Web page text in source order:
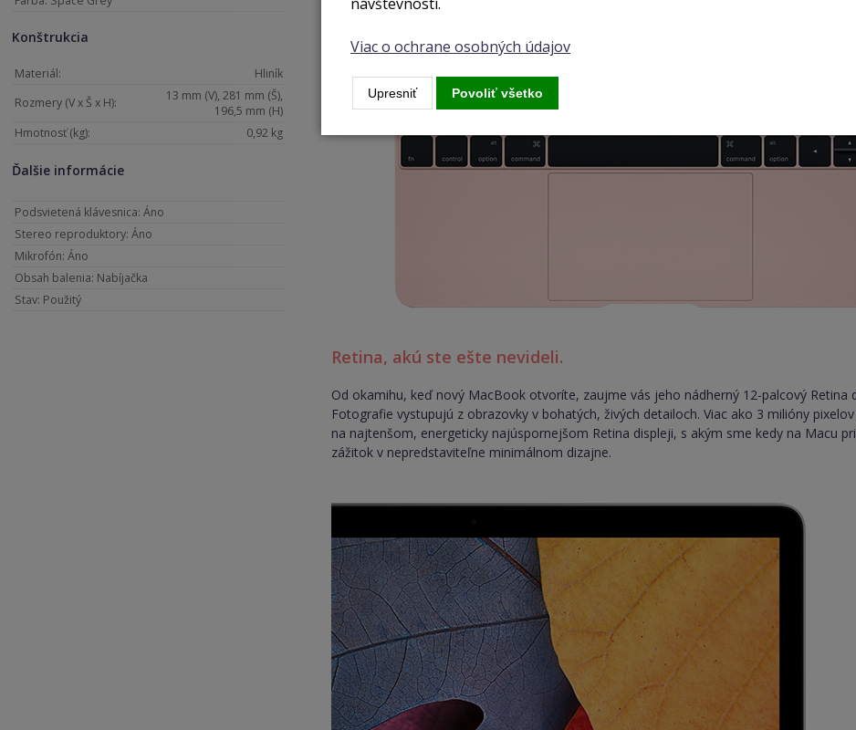
Konštrukcia
Materiál:
Hliník
Rozmery (V x Š x H):
13 mm (V), 281 mm (Š),
196,5 mm (H)
Hmotnosť (kg):
0,92 kg
Ďalšie informácie
Podsvietená klávesnica: Áno
Stereo reproduktory: Áno
Mikrofón: Áno
Obsah balenia: Nabíjačka
Stav: Použitý
Retina, akú ste ešte nevideli.
Od okamihu, keď nový MacBook otvoríte, zaujme vás jeho nádherný 12-palcový
Fotografie vystupujú z obrazovky v bohatých, živých detailoch. Viac ako 3 milióny
na najtenšom, energeticky najúspornejšom Retina displeji, s akým sme kedy na Macu
zážitok v nepredstaviteľne minimálnom dizajne.
Viac o ochrane osobných údajov
Upresniť Povoliť všetko